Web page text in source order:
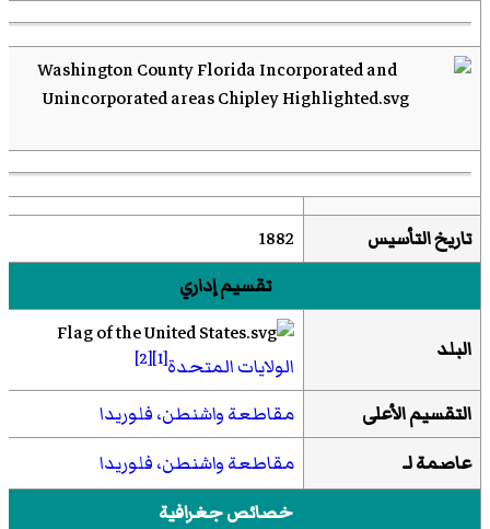
تاريخ التأسيس
1882
تقسيم إداري
البلد
الولايات المتحدة[1]
[2]
التقسيم الأعلى
مقاطعة واشنطن، فلوريدا
عاصمة لـ
مقاطعة واشنطن، فلوريدا
خصائص جغرافية